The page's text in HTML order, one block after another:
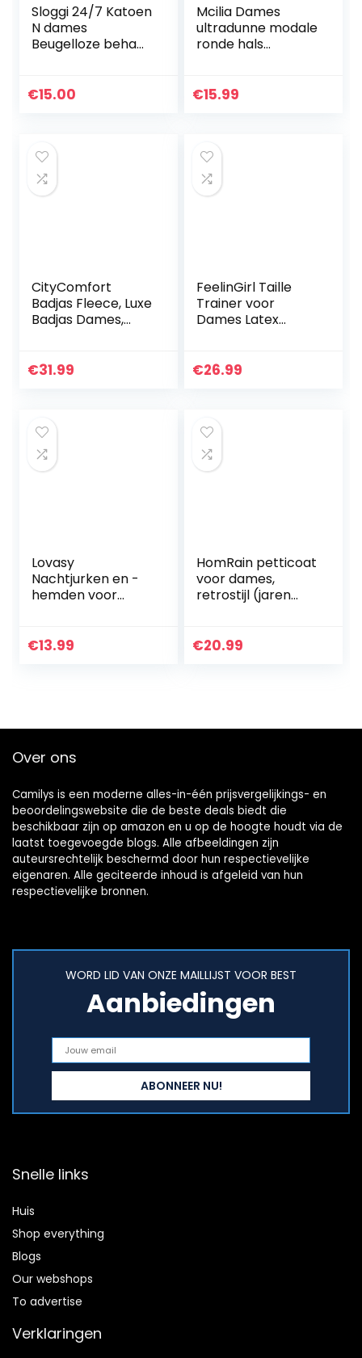
Sloggi 24/7 Katoen
N dames
Beugelloze beha
€15.00
Mcilia Dames
ultradunne modale
ronde hals
lange mouwen
€15.99
CityComfort
Badjas Fleece, Luxe
Badjas Dames,
Ochtendjas,
€31.99
FeelinGirl Taille
Trainer voor
Dames Latex
Buikweg
€26.99
Lovasy
Nachtjurken en -
hemden voor
chthemd,
€13.99
HomRain petticoat
voor dames,
retrostijl (jaren
feestelijke
€20.99
Over ons
Camilys is een moderne alles-in-één prijsvergelijkings- en
beoordelingswebsite die de beste deals biedt die
beschikbaar zijn op amazon en u op de hoogte houdt via de
laatst toegevoegde blogs. Alle afbeeldingen zijn
auteursrechtelijk beschermd door hun respectievelijke
eigenaren. Alle geciteerde inhoud is afgeleid van hun
respectievelijke bronnen.
WORD LID VAN ONZE MAILLIJST VOOR BEST
Aanbiedingen
Snelle links
Huis
Shop everything
Blogs
Our webshops
To advertise
Verklaringen